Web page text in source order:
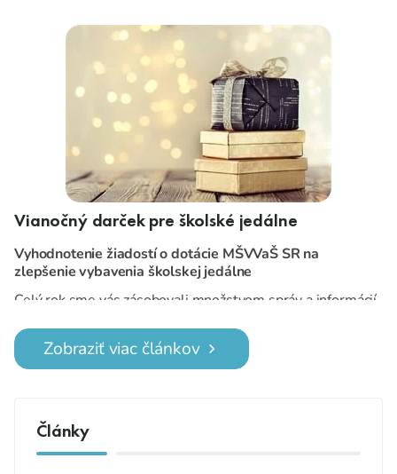
Vianočný darček pre školské jedálne
Vyhodnotenie žiadostí o dotácie MŠVVaŠ SR na
zlepšenie vybavenia školskej jedálne
Celý rok sme vás zásobovali množstvom správ a informácií,
ochorením COVID 19.Dnes vám prinášame konečne
jednu pozitívnu správu.
Bolo rozhodnuté, vybrané školské jedálne získajú dotácie
Zobraziť viac článkov
Články